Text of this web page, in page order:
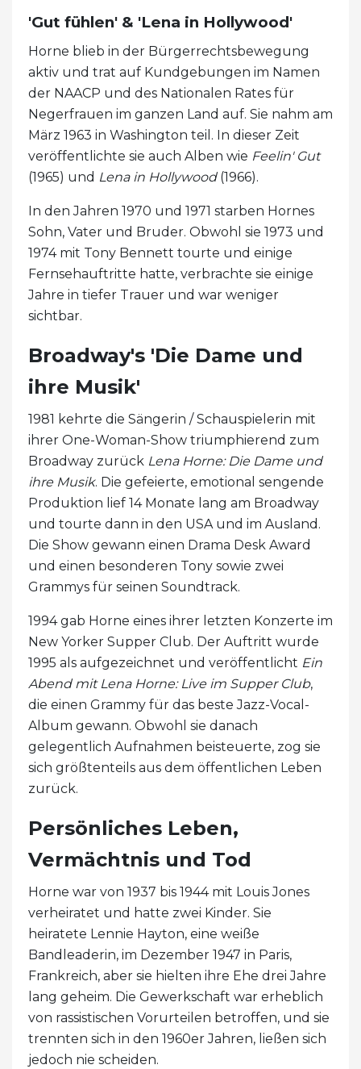
'Gut fühlen' & 'Lena in Hollywood'
Horne blieb in der Bürgerrechtsbewegung
aktiv und trat auf Kundgebungen im Namen
der NAACP und des Nationalen Rates für
Negerfrauen im ganzen Land auf. Sie nahm am
März 1963 in Washington teil. In dieser Zeit
veröffentlichte sie auch Alben wie Feelin' Gut
(1965) und Lena in Hollywood(1966).
In den Jahren 1970 und 1971 starben Hornes
Sohn, Vater und Bruder. Obwohl sie 1973 und
1974 mit Tony Bennett tourte und einige
Fernsehauftritte hatte, verbrachte sie einige
Jahre in tiefer Trauer und war weniger
sichtbar.
Broadway's 'Die Dame und
ihre Musik'
1981 kehrte die Sängerin / Schauspielerin mit
ihrer One-Woman-Show triumphierend zum
Broadway zurück Lena Horne: Die Dame und
ihre Musik. Die gefeierte, emotional sengende
Produktion lief 14 Monate lang am Broadway
und tourte dann in den USA und im Ausland.
Die Show gewann einen Drama Desk Award
und einen besonderen Tony sowie zwei
Grammys für seinen Soundtrack.
1994 gab Horne eines ihrer letzten Konzerte im
New Yorker Supper Club. Der Auftritt wurde
1995 als aufgezeichnet und veröffentlicht Ein
Abend mit Lena Horne: Live im Supper Club,
die einen Grammy für das beste Jazz-Vocal-
Album gewann. Obwohl sie danach
gelegentlich Aufnahmen beisteuerte, zog sie
sich größtenteils aus dem öffentlichen Leben
zurück.
Persönliches Leben,
Vermächtnis und Tod
Horne war von 1937 bis 1944 mit Louis Jones
verheiratet und hatte zwei Kinder. Sie
heiratete Lennie Hayton, eine weiße
Bandleaderin, im Dezember 1947 in Paris,
Frankreich, aber sie hielten ihre Ehe drei Jahre
lang geheim. Die Gewerkschaft war erheblich
von rassistischen Vorurteilen betroffen, und sie
trennten sich in den 1960er Jahren, ließen sich
jedoch nie scheiden.